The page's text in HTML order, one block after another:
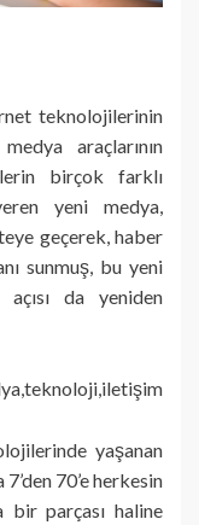
teknolojilerinin
araçlarının
birçok farklı
yeni medya,
geçerek, haber
sunmuş, bu yeni
da yeniden
yaşanan
70’e herkesin
bir parçası haline